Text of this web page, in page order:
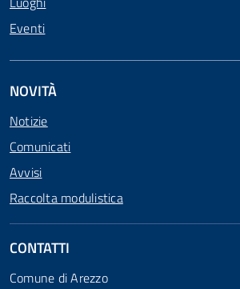
Eventi
NOVITÀ
Notizie
Comunicati
Avvisi
Raccolta modulistica
CONTATTI
Comune di Arezzo